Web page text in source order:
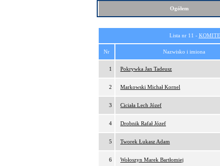
Ogółem
Lista nr 11 -
Nr Nazwisko i imiona
1 Pokrywka Jan Tadeusz
2 Markowski Michał Kornel
3 Ciciała Lech Józef
4 Drobnik Rafał Józef
5 Tworek Łukasz Adam
6 Wołoszyn Marek Bartłomiej